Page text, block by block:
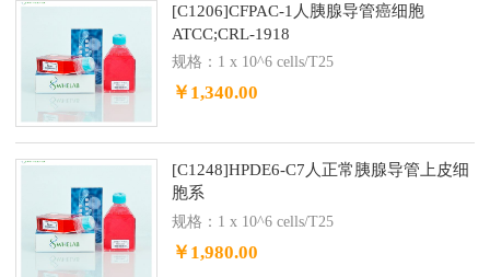
[C1206]CFPAC-1人胰腺导管癌细胞
ATCC;CRL-1918
规格：1 x 10^6 cells/T25
￥1,340.00
[C1248]HPDE6-C7人正常胰腺导管上皮细
胞系
规格：1 x 10^6 cells/T25
￥1,980.00